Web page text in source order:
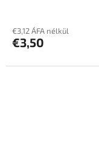
€3,12 ÁFA nélkül
€3,50